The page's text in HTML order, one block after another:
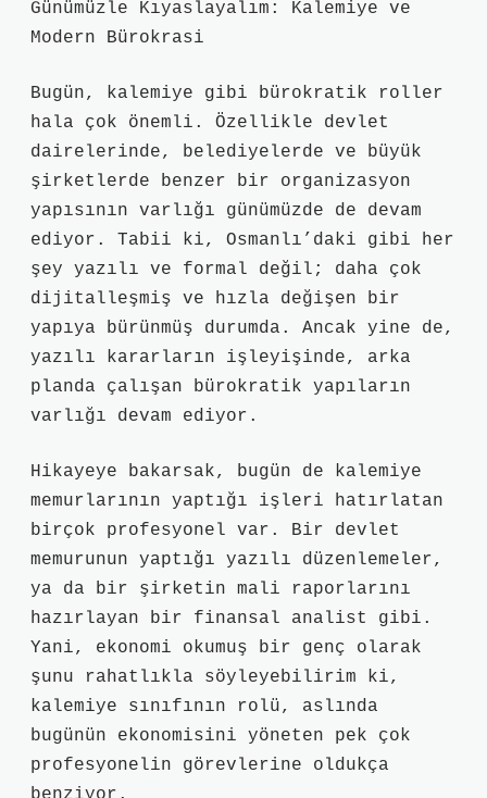
Günümüzle Kıyaslayalım: Kalemiye ve
Modern Bürokrasi
Bugün, kalemiye gibi bürokratik roller
hala çok önemli. Özellikle devlet
dairelerinde, belediyelerde ve büyük
şirketlerde benzer bir organizasyon
yapısının varlığı günümüzde de devam
ediyor. Tabii ki, Osmanlı’daki gibi her
şey yazılı ve formal değil; daha çok
dijitalleşmiş ve hızla değişen bir
yapıya bürünmüş durumda. Ancak yine de,
yazılı kararların işleyişinde, arka
planda çalışan bürokratik yapıların
varlığı devam ediyor.
Hikayeye bakarsak, bugün de kalemiye
memurlarının yaptığı işleri hatırlatan
birçok profesyonel var. Bir devlet
memurunun yaptığı yazılı düzenlemeler,
ya da bir şirketin mali raporlarını
hazırlayan bir finansal analist gibi.
Yani, ekonomi okumuş bir genç olarak
şunu rahatlıkla söyleyebilirim ki,
kalemiye sınıfının rolü, aslında
bugünün ekonomisini yöneten pek çok
profesyonelin görevlerine oldukça